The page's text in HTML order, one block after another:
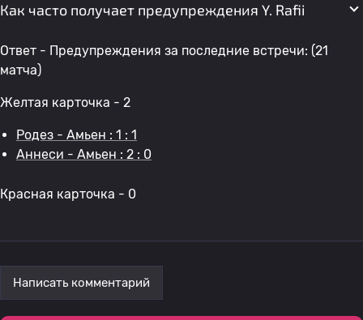
Как часто получает предупреждения Y. Rafii
Ответ - Предупреждения за последние встречи: (21
матча)
Желтая карточка - 2
Родез - Амьен : 1 : 1
Аннеси - Амьен : 2 : 0
Красная карточка - 0
Написать комментарий